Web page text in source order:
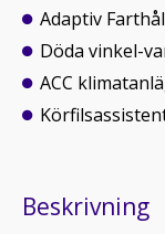
Adaptiv
Döda vinkel-
ACC
Beskrivning